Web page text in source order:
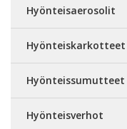
Hyönteisaerosolit
Hyönteiskarkotteet
Hyönteissumutteet
Hyönteisverhot